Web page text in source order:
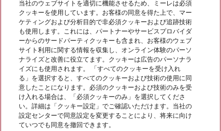
会社案内
サービス
当社のウェブサイトを適切に機能させるため、ミーレは必須
クッキーを使用しています。お客様の同意を得た上で、マー
ケティングおよび分析目的で非必須クッキーおよび追跡技術
も使用します。これには、パートナーやサービスプロバイダ
ーからのサードパーティクッキーも含まれ、お客様のウェブ
サイト利用に関する情報を収集し、オンライン体験のパーソ
ナライズと改善に役立てます。クッキーは広告のパーソナラ
イズにも使用されます。 「すべてのクッキーを受け入れ
る」を選択すると、すべてのクッキーおよび技術の使用に同
意したことになります。必須のクッキーおよび技術のみを受
け入れる場合は、「必須クッキーのみ」を選択してくださ
い。詳細は「クッキー設定」でご確認いただけます。当社の
設定センターで同意設定を変更することにより、将来に向け
ていつでも同意を撤回できます。